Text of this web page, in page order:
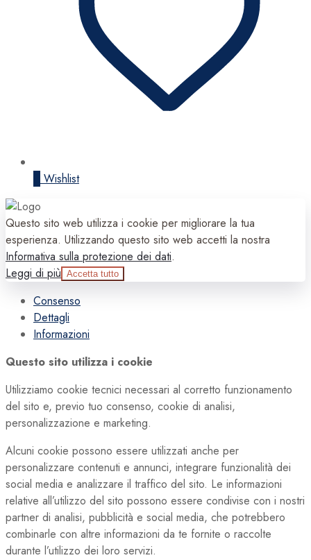
Wishlist
Questo sito web utilizza i cookie per migliorare la tua
esperienza. Utilizzando questo sito web accetti la nostra
Informativa sulla protezione dei dati.
Leggi di più Accetta tutto
Consenso
Dettagli
Informazioni
Questo sito utilizza i cookie
Utilizziamo cookie tecnici necessari al corretto funzionamento
del sito e, previo tuo consenso, cookie di analisi,
personalizzazione e marketing.
Alcuni cookie possono essere utilizzati anche per
personalizzare contenuti e annunci, integrare funzionalità dei
social media e analizzare il traffico del sito. Le informazioni
relative all’utilizzo del sito possono essere condivise con i nostri
partner di analisi, pubblicità e social media, che potrebbero
combinarle con altre informazioni da te fornite o raccolte
durante l’utilizzo dei loro servizi.